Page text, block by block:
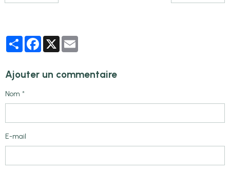
PartagerFacebook
X
Ajouter un commentaire
Nom
E-mail